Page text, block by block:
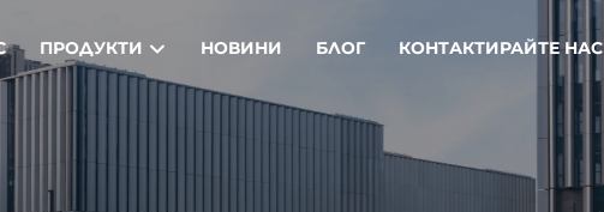
ПРОДУКТИ НОВИНИ БЛОГ КОНТАКТИРАЙТЕ НАС